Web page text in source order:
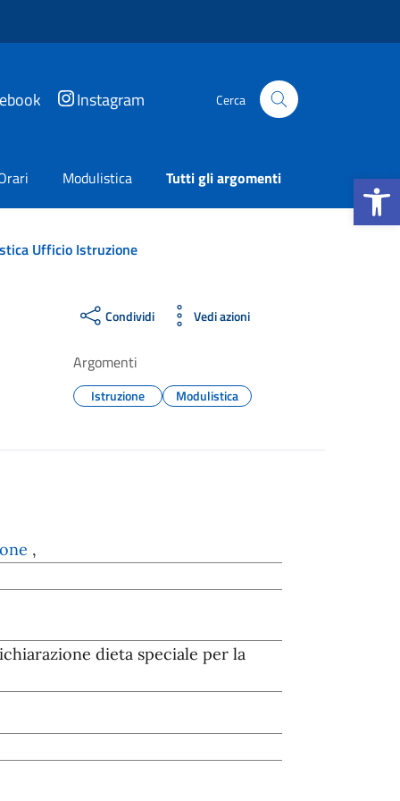
Apri la
Instagram Cerca
Modulistica Tutti gli argomenti
Ufficio Istruzione
Condividi Vedi azioni
Argomenti
Istruzione Modulistica
,
dieta speciale per la